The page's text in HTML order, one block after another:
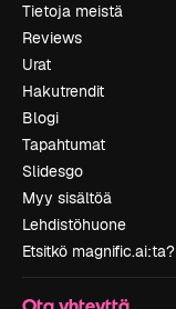
Tietoja meistä
Reviews
Urat
Hakutrendit
Blogi
Tapahtumat
Slidesgo
Myy sisältöä
Lehdistöhuone
Etsitkö magnific.ai:ta?